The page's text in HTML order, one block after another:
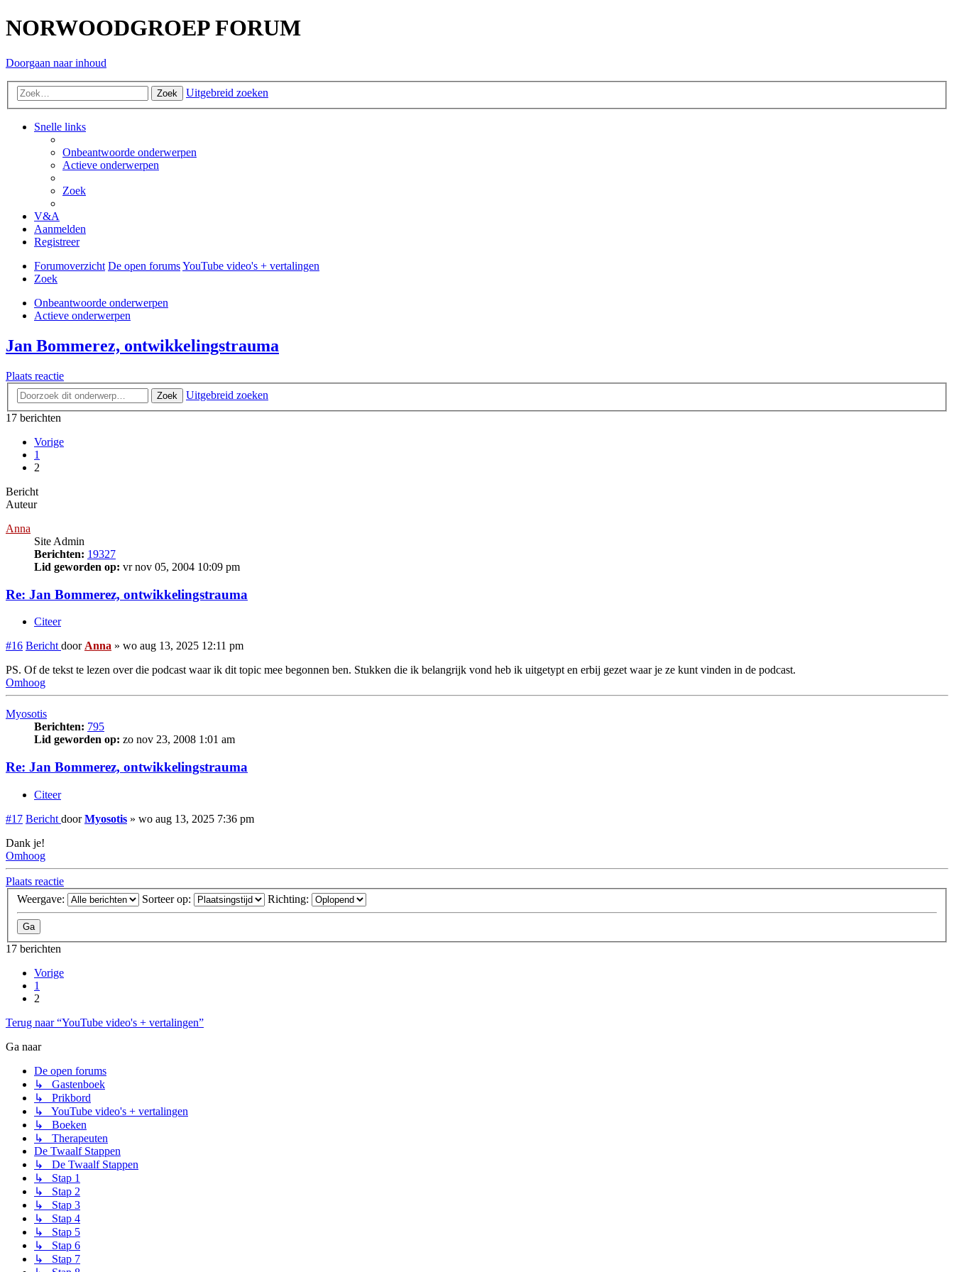
NORWOODGROEP FORUM
Doorgaan naar inhoud
Zoek Uitgebreid zoeken
Snelle links
Onbeantwoorde onderwerpen
Actieve onderwerpen
Zoek
V&A
Aanmelden
Registreer
Forumoverzicht De open forumsYouTube video's + vertalingen
Zoek
Onbeantwoorde onderwerpen
Actieve onderwerpen
Jan Bommerez, ontwikkelingstrauma
Plaats reactie
Zoek
Uitgebreid zoeken
17 berichten
Vorige
1
2
Bericht
Auteur
Anna
Site Admin
Berichten: 19327
Lid geworden op: vr nov 05, 2004 10:09 pm
Re: Jan Bommerez, ontwikkelingstrauma
Citeer
#16 Bericht door Anna » wo aug 13, 2025 12:11 pm
PS. Of de tekst te lezen over die podcast waar ik dit topic mee begonnen ben. Stukken die ik belangrijk vond heb ik uitgetypt en erbij gezet waar je ze kunt vinden in de podcast.
Omhoog
Myosotis
Berichten: 795
Lid geworden op: zo nov 23, 2008 1:01 am
Re: Jan Bommerez, ontwikkelingstrauma
Citeer
#17 Bericht doorMyosotis » wo aug 13, 2025 7:36 pm
Dank je!
Omhoog
Plaats reactie
Weergave:
Sorteer op: Richting:
17 berichten
Vorige
1
2
Terug naar “YouTube video's + vertalingen”
Ga naar
De open forums
↳ Gastenboek
↳ Prikbord
↳ YouTube video's + vertalingen
↳ Boeken
↳ Therapeuten
De Twaalf Stappen
↳ De Twaalf Stappen
↳ Stap 1
↳ Stap 2
↳ Stap 3
↳ Stap 4
↳ Stap 5
↳ Stap 6
↳ Stap 7